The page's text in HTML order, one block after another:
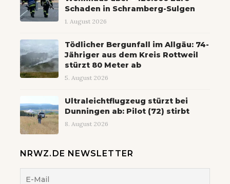
Schaden in Schramberg-Sulgen
1. August 2026
Tödlicher Bergunfall im Allgäu: 74-
Jähriger aus dem Kreis Rottweil
stürzt 80 Meter ab
5. August 2026
Ultraleichtflugzeug stürzt bei
Dunningen ab: Pilot (72) stirbt
8. August 2026
NRWZ.DE NEWSLETTER